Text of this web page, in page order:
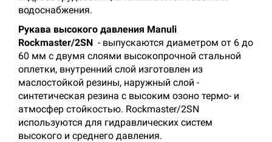
водоснабжения.
Рукава высокого давления Manuli
Rockmaster/2SN - выпускаются диаметром от 6 до
60 мм с двумя слоями высокопрочной стальной
оплетки, внутренний слой изготовлен из
маслостойкой резины, наружный слой -
синтетическая резина с высоким озоно термо- и
атмосфер стойкостью. Rockmaster/2SN
используются для гидравлических систем
высокого и среднего давления.